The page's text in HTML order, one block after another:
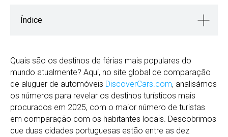
Índice
Quais são os destinos de férias mais populares do
mundo atualmente? Aqui, no site global de comparação
de aluguer de automóveis DiscoverCars.com, analisámos
os números para revelar os destinos turísticos mais
procurados em 2025, com o maior número de turistas
em comparação com os habitantes locais. Descobrimos
que duas cidades portuguesas estão entre as dez